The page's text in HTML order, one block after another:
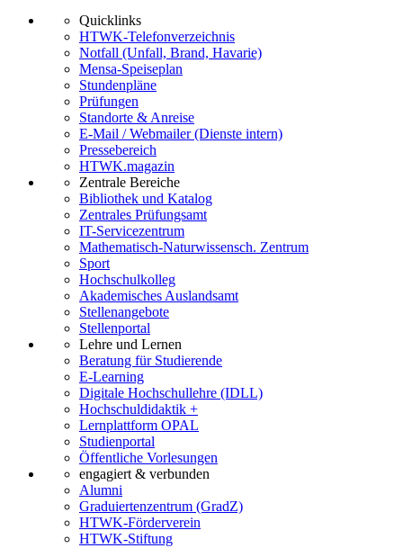
Quicklinks
HTWK-Telefonverzeichnis
Notfall (Unfall, Brand, Havarie)
Mensa-Speiseplan
Stundenpläne
Prüfungen
Standorte & Anreise
E-Mail / Webmailer (Dienste intern)
Pressebereich
HTWK.magazin
Zentrale Bereiche
Bibliothek und Katalog
Zentrales Prüfungsamt
IT-Servicezentrum
Mathematisch-Naturwissensch. Zentrum
Sport
Hochschulkolleg
Akademisches Auslandsamt
Stellenangebote
Stellenportal
Lehre und Lernen
Beratung für Studierende
E-Learning
Digitale Hochschullehre (IDLL)
Hochschuldidaktik +
Lernplattform OPAL
Studienportal
Öffentliche Vorlesungen
engagiert & verbunden
Alumni
Graduiertenzentrum (GradZ)
HTWK-Förderverein
HTWK-Stiftung